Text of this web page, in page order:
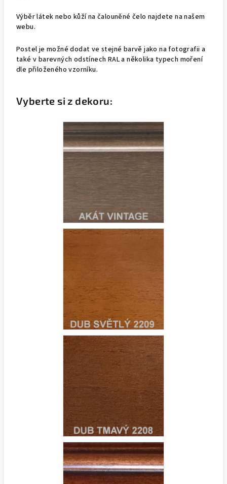
Výběr látek nebo kůží na čalouněné čelo najdete na našem
webu.
Postel je možné dodat ve stejné barvě jako na fotografii a
také v barevných odstínech RAL a několika typech moření
dle přiloženého vzorníku.
Vyberte si z dekoru: